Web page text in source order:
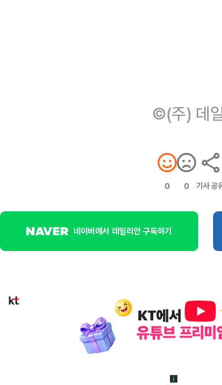
©(주) 데
0 0 기사 공
네이버에서 데일리안 구독하기